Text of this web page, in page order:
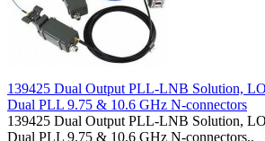
139425 Dual Output PLL-LNB Solution,
Dual PLL 9.75 & 10.6 GHz N-connectors
139425 Dual Output PLL-LNB Solution,
Dual PLL 9.75 & 10.6 GHz N-connectors..